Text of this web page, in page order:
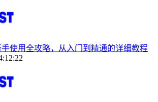
手使用全攻略，从入门到精通的详细教程